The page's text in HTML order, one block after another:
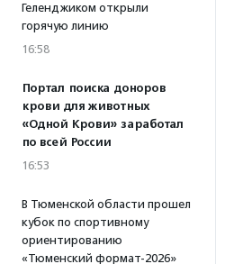
Геленджиком открыли
горячую линию
16:58
Портал поиска доноров
крови для животных
«Одной Крови» заработал
по всей России
16:53
В Тюменской области прошел
кубок по спортивному
ориентированию
«Тюменский формат-2026»